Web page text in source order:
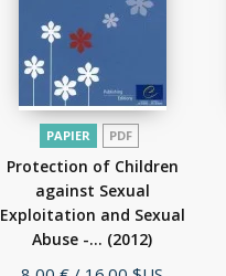
PAPIER PDF
Protection of Children
against Sexual
Exploitation and Sexual
Abuse -... (2012)